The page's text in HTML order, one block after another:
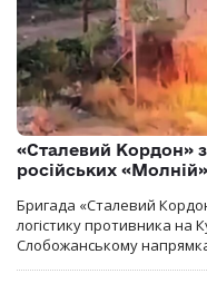
«Сталевий Кордон»
російських
Бригада «Сталевий
логістику противника на
Слобожанському